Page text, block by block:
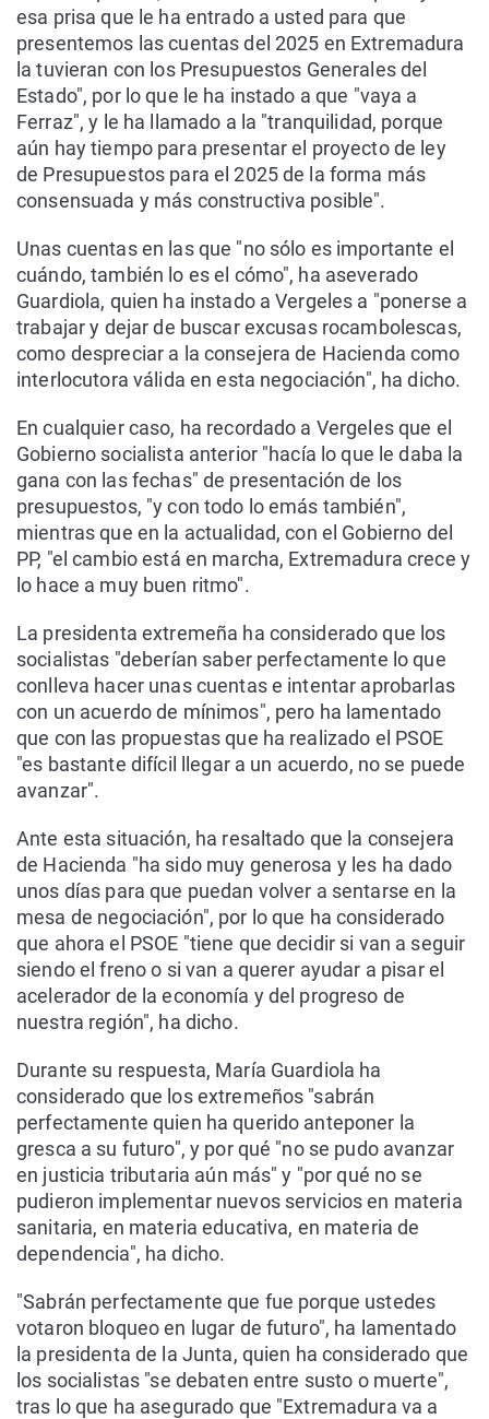
esa prisa que le ha entrado a usted para que
presentemos las cuentas del 2025 en Extremadura
la tuvieran con los Presupuestos Generales del
Estado", por lo que le ha instado a que "vaya a
Ferraz", y le ha llamado a la "tranquilidad, porque
aún hay tiempo para presentar el proyecto de ley
de Presupuestos para el 2025 de la forma más
consensuada y más constructiva posible".
Unas cuentas en las que "no sólo es importante el
cuándo, también lo es el cómo", ha aseverado
Guardiola, quien ha instado a Vergeles a "ponerse a
trabajar y dejar de buscar excusas rocambolescas,
como despreciar a la consejera de Hacienda como
interlocutora válida en esta negociación", ha dicho.
En cualquier caso, ha recordado a Vergeles que el
Gobierno socialista anterior "hacía lo que le daba la
gana con las fechas" de presentación de los
presupuestos, "y con todo lo emás también",
mientras que en la actualidad, con el Gobierno del
PP, "el cambio está en marcha, Extremadura crece y
lo hace a muy buen ritmo".
La presidenta extremeña ha considerado que los
socialistas "deberían saber perfectamente lo que
conlleva hacer unas cuentas e intentar aprobarlas
con un acuerdo de mínimos", pero ha lamentado
que con las propuestas que ha realizado el PSOE
"es bastante difícil llegar a un acuerdo, no se puede
avanzar".
Ante esta situación, ha resaltado que la consejera
de Hacienda "ha sido muy generosa y les ha dado
unos días para que puedan volver a sentarse en la
mesa de negociación", por lo que ha considerado
que ahora el PSOE "tiene que decidir si van a seguir
siendo el freno o si van a querer ayudar a pisar el
acelerador de la economía y del progreso de
nuestra región", ha dicho.
Durante su respuesta, María Guardiola ha
considerado que los extremeños "sabrán
perfectamente quien ha querido anteponer la
gresca a su futuro", y por qué "no se pudo avanzar
en justicia tributaria aún más" y "por qué no se
pudieron implementar nuevos servicios en materia
sanitaria, en materia educativa, en materia de
dependencia", ha dicho.
"Sabrán perfectamente que fue porque ustedes
votaron bloqueo en lugar de futuro", ha lamentado
la presidenta de la Junta, quien ha considerado que
los socialistas "se debaten entre susto o muerte",
tras lo que ha asegurado que "Extremadura va a